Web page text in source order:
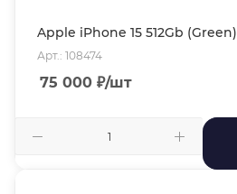
Apple iPhone 15 512Gb (Green)
Арт.: 108474
75 000 ₽/шт